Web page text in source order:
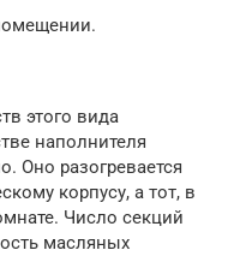
этого вида
наполнителя
Оно разогревается
корпусу, а тот, в
Число секций
масляных